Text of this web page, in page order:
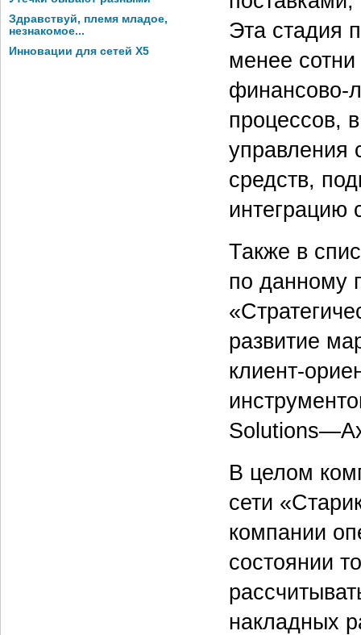
Здравствуй, племя младое,
незнакомое...
Инновации для сетей X5
Эта стадия
менее
финансово-
процессов,
управления
средств,
интеграцию
Также в
по данному
развитие
клиент-
В целом
сети
компании
состоянии
накладных